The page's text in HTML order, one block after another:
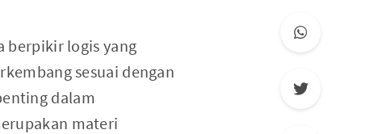
berpikir logis yang
sesuai dengan
dalam
materi